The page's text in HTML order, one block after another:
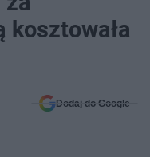
kosztowała
Dodaj do Google